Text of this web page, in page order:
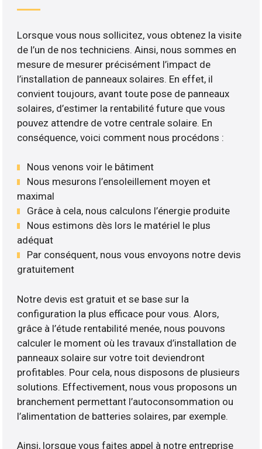
Lorsque vous nous sollicitez, vous obtenez la visite
de l’un de nos techniciens. Ainsi, nous sommes en
mesure de mesurer précisément l’impact de
l’installation de panneaux solaires. En effet, il
convient toujours, avant toute pose de panneaux
solaires, d’estimer la rentabilité future que vous
pouvez attendre de votre centrale solaire. En
conséquence, voici comment nous procédons :
Nous venons voir le bâtiment
Nous mesurons l’ensoleillement moyen et
maximal
Grâce à cela, nous calculons l’énergie produite
Nous estimons dès lors le matériel le plus
adéquat
Par conséquent, nous vous envoyons notre devis
gratuitement
Notre devis est gratuit et se base sur la
configuration la plus efficace pour vous. Alors,
grâce à l’étude rentabilité menée, nous pouvons
calculer le moment où les travaux d’installation de
panneaux solaire sur votre toit deviendront
profitables. Pour cela, nous disposons de plusieurs
solutions. Effectivement, nous vous proposons un
branchement permettant l’autoconsommation ou
l’alimentation de batteries solaires, par exemple.
Ainsi, lorsque vous faites appel à notre entreprise